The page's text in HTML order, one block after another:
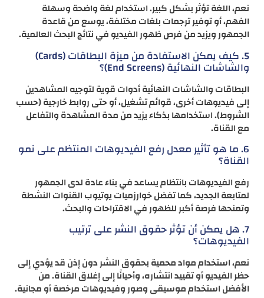
نعم، اللغة تؤثر بشكل كبير. استخدام لغة واضحة وسهلة
الفهم، أو توفير ترجمات بلغات مختلفة، يوسع من قاعدة
الجمهور ويزيد من فرص ظهور الفيديو في نتائج البحث العالمية.
5. كيف يمكن الاستفادة من ميزة البطاقات (Cards)
والشاشات النهائية (End Screens)؟
البطاقات والشاشات النهائية أدوات قوية لتوجيه المشاهدين
إلى فيديوهات أخرى، قوائم تشغيل، أو حتى روابط خارجية (حسب
الشروط). استخدامها بذكاء يزيد من مدة المشاهدة والتفاعل
مع القناة.
6. ما هو تأثير معدل رفع الفيديوهات المنتظم على نمو
القناة؟
رفع الفيديوهات بانتظام يساعد في بناء عادة لدى الجمهور
لمتابعة الجديد، كما تفضل خوارزميات يوتيوب القنوات النشطة
وتمنحها فرصة أكبر للظهور في الاقتراحات والبحث.
7. هل يمكن أن تؤثر حقوق النشر على ترتيب
الفيديوهات؟
نعم، استخدام مواد محمية بحقوق النشر دون إذن قد يؤدي إلى
حظر الفيديو أو تقييد انتشاره، وأحيانًا إلى إغلاق القناة. من
الأفضل استخدام موسيقى وصور وفيديوهات مرخصة أو مجانية.